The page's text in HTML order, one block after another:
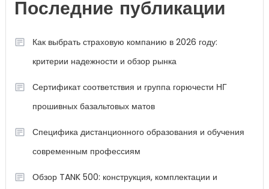
Последние публикации
Как выбрать страховую компанию в 2026 году:
критерии надежности и обзор рынка
Сертификат соответствия и группа горючести НГ
прошивных базальтовых матов
Специфика дистанционного образования и обучения
современным профессиям
Обзор TANK 500: конструкция, комплектации и